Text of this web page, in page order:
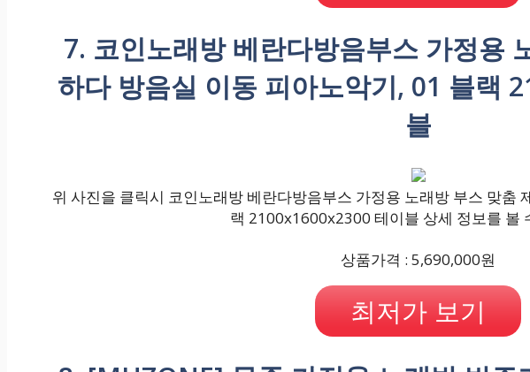
7. 코인노래방 베란다방음부스 가정용
하다 방음실 이동 피아노악기, 01 블랙
블
위 사진을 클릭시 코인노래방 베란다방음부스 가정용 노래방 부스 맞춤
랙 2100x1600x2300 테이블 상세 정보를 볼
상품가격 : 5,690,000원
최저가 보기